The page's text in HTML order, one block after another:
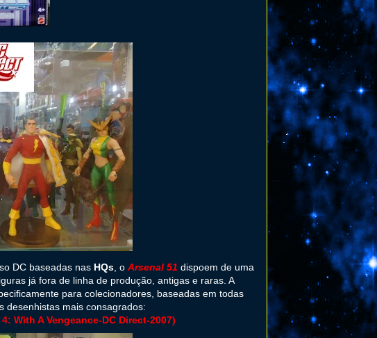
DC baseadas nas HQs , o Arsenal 51 dispoem de uma
já fora de linha de produção, antigas e raras. A
para colecionadores, baseadas em todas
desenhistas mais consagrados:
With A Vengeance-DC Direct-2007)